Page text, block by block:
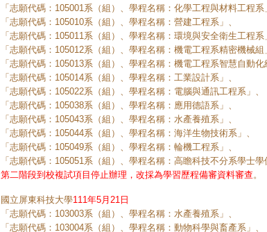
「志願代碼：105001系（組）、學程名稱：化學工程與材料工程系
「志願代碼：105010系（組）、學程名稱：營建工程系」、
「志願代碼：105011系（組）、學程名稱：環境與安全衛生工程系
「志願代碼：105012系（組）、學程名稱：機電工程系精密機械組
「志願代碼：105013系（組）、學程名稱：機電工程系智慧自動化
「志願代碼：105014系（組）、學程名稱：工業設計系」、
「志願代碼：105022系（組）、學程名稱：電腦與通訊工程系」、
「志願代碼：105038系（組）、學程名稱：應用德語系」、
「志願代碼：105043系（組）、學程名稱：水產養殖系」、
「志願代碼：105044系（組）、學程名稱：海洋生物技術系」、
「志願代碼：105049系（組）、學程名稱：輪機工程系」、
「志願代碼：105051系（組）、學程名稱：高瞻科技不分系學士
第二階段到校複試項目停止辦理，改採為學習歷程備審資料審查。
國立屏東科技大學111年5月21日
「志願代碼：103003系（組）、學程名稱：水產養殖系」、
「志願代碼：103004系（組）、學程名稱：動物科學與畜產系」、